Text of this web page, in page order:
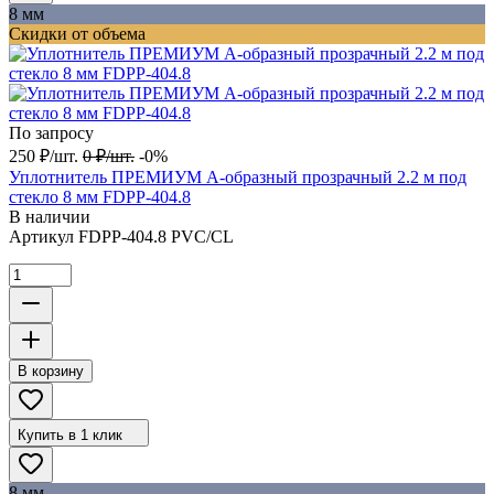
8 мм
Скидки от объема
По запросу
250 ₽/шт. 0 ₽/шт. -0%
Уплотнитель ПРЕМИУМ А-образный прозрачный 2.2 м под
стекло 8 мм FDPP-404.8
В наличии
Артикул FDPP-404.8 PVC/CL
В корзину
Купить в 1 клик